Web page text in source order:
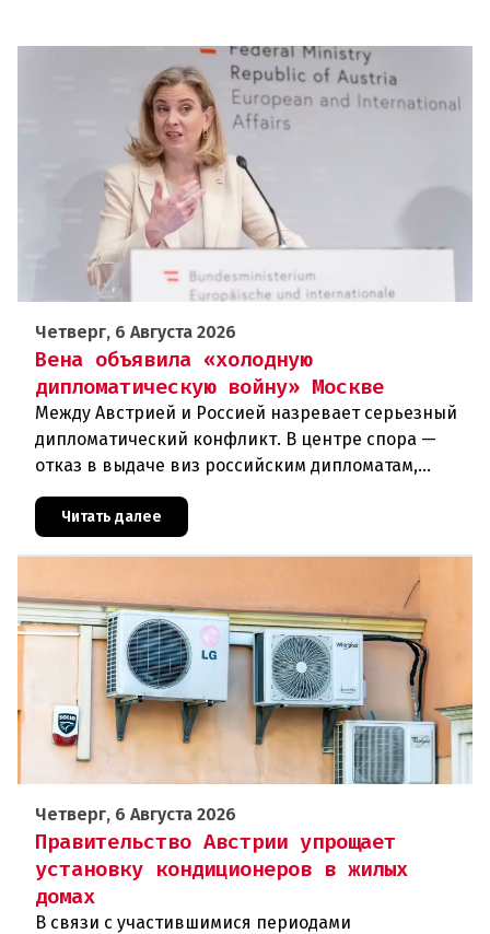
Четверг, 6 Августа 2026
Вена объявила «холодную
дипломатическую войну» Москве
Между Австрией и Россией назревает серьезный
дипломатический конфликт. В центре спора —
отказ в выдаче виз российским дипломатам,
международных организаций, которые
Читать далее
Четверг, 6 Августа 2026
Правительство Австрии упрощает
установку кондиционеров в жилых
домах
В связи с участившимися периодами